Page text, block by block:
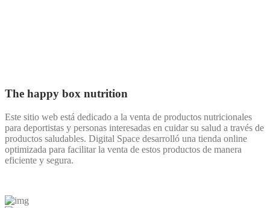
The happy box nutrition
Este sitio web está dedicado a la venta de productos nutricionales
para deportistas y personas interesadas en cuidar su salud a través de
productos saludables. Digital Space desarrolló una tienda online
optimizada para facilitar la venta de estos productos de manera
eficiente y segura.